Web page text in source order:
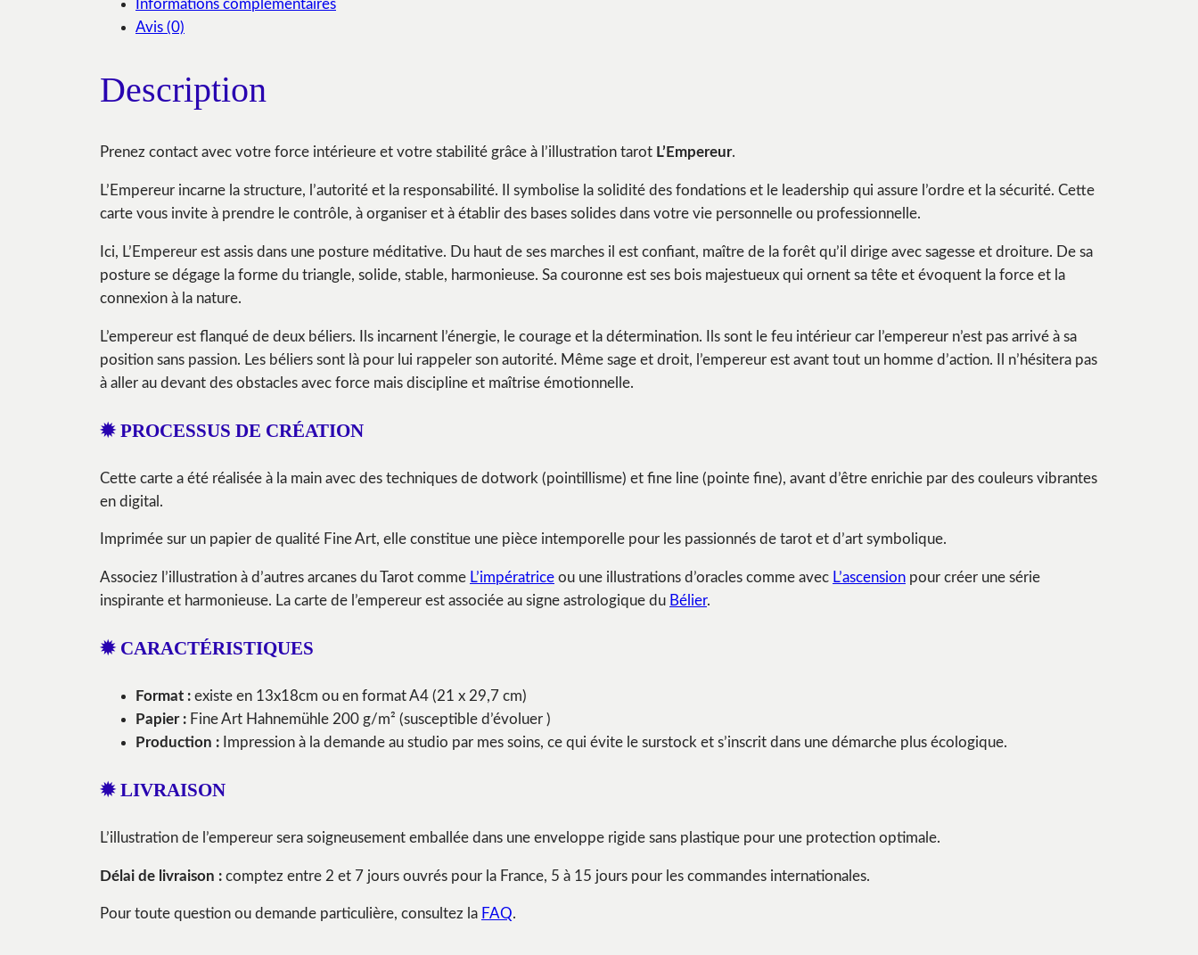
Informations complémentaires
Avis (0)
Description
Prenez contact avec votre force intérieure et votre stabilité grâce à l’illustration tarot L’Empereur.
L’Empereur incarne la structure, l’autorité et la responsabilité. Il symbolise la solidité des fondations et le leadership qui assure l’ordre et la sécurité. Cette
carte vous invite à prendre le contrôle, à organiser et à établir des bases solides dans votre vie personnelle ou professionnelle.
Ici, L’Empereur est assis dans une posture méditative. Du haut de ses marches il est confiant, maître de la forêt qu’il dirige avec sagesse et droiture. De sa
posture se dégage la forme du triangle, solide, stable, harmonieuse. Sa couronne est ses bois majestueux qui ornent sa tête et évoquent la force et la
connexion à la nature.
L’empereur est flanqué de deux béliers. Ils incarnent l’énergie, le courage et la détermination. Ils sont le feu intérieur car l’empereur n’est pas arrivé à sa
position sans passion. Les béliers sont là pour lui rappeler son autorité. Même sage et droit, l’empereur est avant tout un homme d’action. Il n’hésitera pas
à aller au devant des obstacles avec force mais discipline et maîtrise émotionnelle.
✹ PROCESSUS DE CRÉATION
Cette carte a été réalisée à la main avec des techniques de dotwork (pointillisme) et fine line (pointe fine), avant d’être enrichie par des couleurs vibrantes
en digital.
Imprimée sur un papier de qualité Fine Art, elle constitue une pièce intemporelle pour les passionnés de tarot et d’art symbolique.
Associez l’illustration à d’autres arcanes du Tarot comme L’impératrice ou une illustrations d’oracles comme avec L’ascension pour créer une série
inspirante et harmonieuse. La carte de l’empereur est associée au signe astrologique du Bélier.
✹ CARACTÉRISTIQUES
Format : existe en 13x18cm ou en format A4 (21 x 29,7 cm)
Papier : Fine Art Hahnemühle 200 g/m² (susceptible d’évoluer )
Production : Impression à la demande au studio par mes soins, ce qui évite le surstock et s’inscrit dans une démarche plus écologique.
✹ LIVRAISON
L’illustration de l’empereur sera soigneusement emballée dans une enveloppe rigide sans plastique pour une protection optimale.
Délai de livraison : comptez entre 2 et 7 jours ouvrés pour la France, 5 à 15 jours pour les commandes internationales.
Pour toute question ou demande particulière, consultez la FAQ.